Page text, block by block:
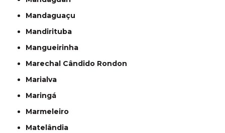
Mandaguaçu
Mandirituba
Mangueirinha
Marechal Cândido Rondon
Marialva
Maringá
Marmeleiro
Matelândia